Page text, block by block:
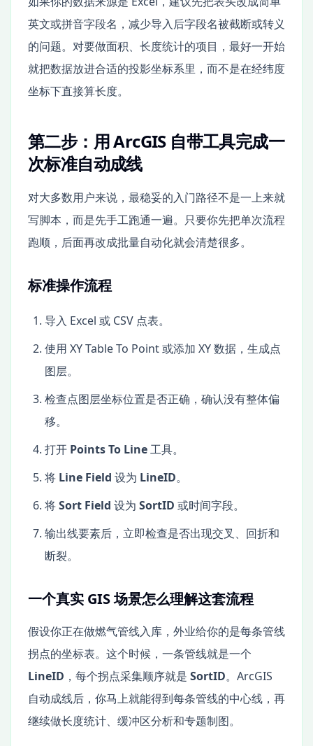
英文或拼音字段名，减少导入后字段名被截断或转义
的问题。对要做面积、长度统计的项目，最好一开始
就把数据放进合适的投影坐标系里，而不是在经纬度
坐标下直接算长度。
第二步：用 ArcGIS 自带工具完成一
次标准自动成线
对大多数用户来说，最稳妥的入门路径不是一上来就
写脚本，而是先手工跑通一遍。只要你先把单次流程
跑顺，后面再改成批量自动化就会清楚很多。
标准操作流程
导入 Excel 或 CSV 点表。
使用 XY Table To Point 或添加 XY 数据，生成点
图层。
检查点图层坐标位置是否正确，确认没有整体偏
移。
打开 Points To Line工具。
将 Line Field 设为 LineID。
将Sort Field 设为 SortID 或时间字段。
输出线要素后，立即检查是否出现交叉、回折和
断裂。
一个真实 GIS 场景怎么理解这套流程
假设你正在做燃气管线入库，外业给你的是每条管线
拐点的坐标表。这个时候，一条管线就是一个
LineID ，每个拐点采集顺序就是 SortID。ArcGIS
自动成线后，你马上就能得到每条管线的中心线，再
继续做长度统计、缓冲区分析和专题制图。